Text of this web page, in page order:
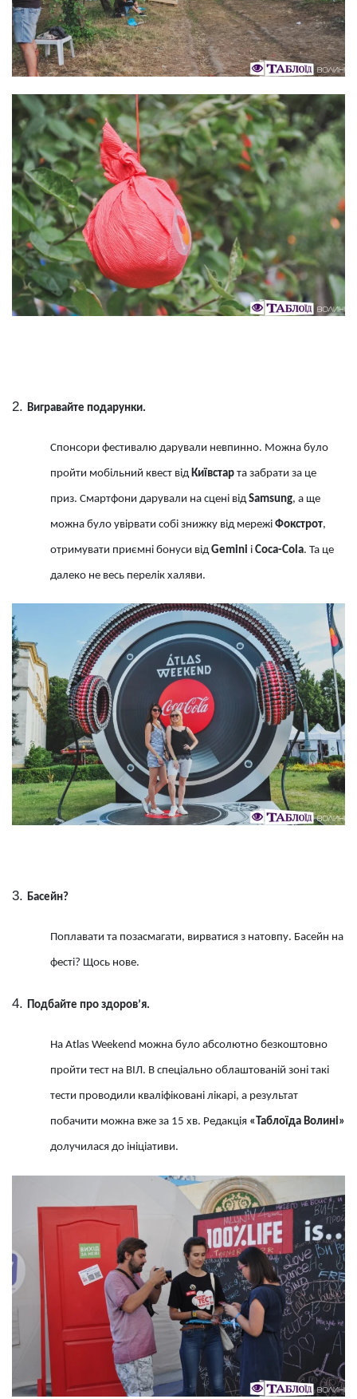
Вигравайте подарунки.
Спонсори фестивалю дарували невпинно. Можна було
пройти мобільний квест відКиївстар та забрати за це
приз. Смартфони дарували на сцені відSamsung, а ще
можна було увірвати собі знижку від мережі Фокстрот,
отримувати приємні бонуси відGemini і Coca-Colа. Та це
далеко не весь перелік халяви.
Басейн?
Поплавати та позасмагати, вирватися з натовпу. Басейн на
фесті? Щось нове.
Подбайте про здоров’я.
На Atlas Weekend можна було абсолютно безкоштовно
пройти тест на ВІЛ. В спеціально облаштованій зоні такі
тести проводили кваліфіковані лікарі, а результат
побачити можна вже за 15 хв. Редакція «Таблоїда Волині»
долучилася до ініціативи.